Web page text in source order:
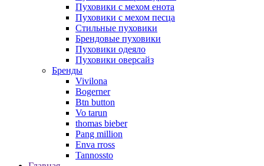
Пуховики с мехом енота
Пуховики с мехом песца
Стильные пуховики
Брендовые пуховики
Пуховики одеяло
Пуховики оверсайз
Бренды
Vivilona
Bogerner
Btn button
Vo tarun
thomas bieber
Pang million
Enva rross
Tannossto